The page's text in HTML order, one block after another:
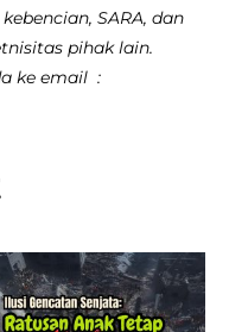
SARA, dan
pihak lain.
ke email :